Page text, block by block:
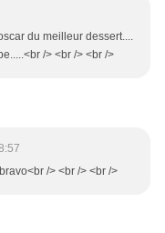
du meilleur dessert....
/> <br /> <br />
/> <br /> <br />